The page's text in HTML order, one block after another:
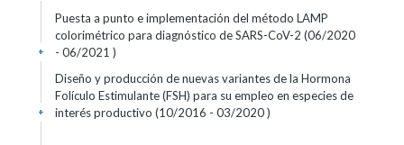
Puesta a punto e implementación del método LAMP
colorimétrico para diagnóstico de SARS-CoV-2 (06/2020
- 06/2021 )
+
Diseño y producción de nuevas variantes de la Hormona
Folículo Estimulante (FSH) para su empleo en especies de
interés productivo (10/2016 - 03/2020 )
+